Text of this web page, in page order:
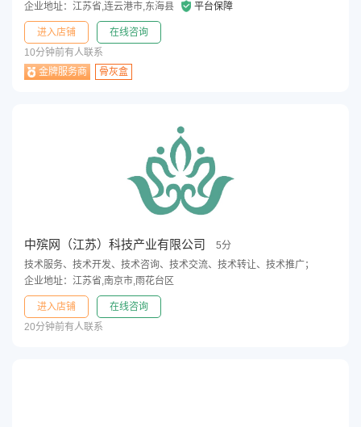
企业地址：江苏省,连云港市,东海县
平台保障
进入店铺
在线咨询
10分钟前有人联系
金牌服务商
骨灰盒
中殡网（江苏）科技产业有限公司
5分
技术服务、技术开发、技术咨询、技术交流、技术转让、技术推广；
企业地址：江苏省,南京市,雨花台区
进入店铺
在线咨询
20分钟前有人联系